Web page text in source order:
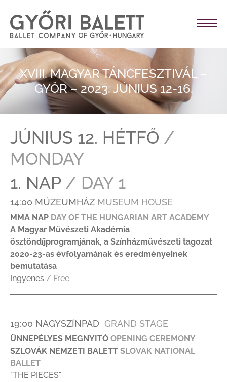
XVIII. MAGYAR TÁNCFESZTIVÁL –
GYŐR – 2023. JÚNIUS 12-16.
JÚNIUS 12. HÉTFŐ /
MONDAY
1. NAP / DAY 1
14:00 MÚZEUMHÁZ MUSEUM HOUSE
MMA NAP DAY OF THE HUNGARIAN ART ACADEMY
A Magyar Művészeti Akadémia
ösztöndíjprogramjának, a Színházművészeti tagozat
2020-23-as évfolyamának és eredményeinek
bemutatása
Ingyenes / Free
19:00 NAGYSZÍNPAD GRAND STAGE
ÜNNEPÉLYES MEGNYITÓ OPENING CEREMONY
SZLOVÁK NEMZETI BALETT SLOVAK NATIONAL
BALLET
"THE PIECES"